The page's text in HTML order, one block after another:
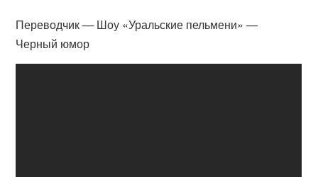
Переводчик — Шоу «Уральские пельмени» —
Черный юмор